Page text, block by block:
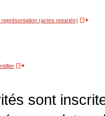
(actes notariés)
sont